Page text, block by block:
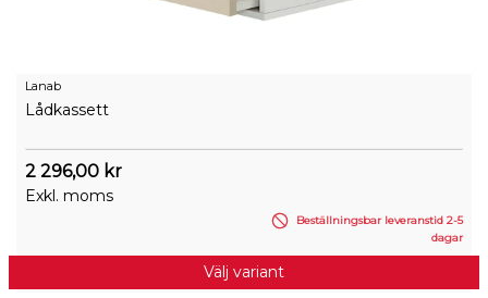
Lanab
Lådkassett
2 296,00 kr
Exkl. moms
Beställningsbar leveranstid 2-5
dagar
Välj variant